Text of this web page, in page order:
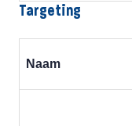
Targeting
Naam